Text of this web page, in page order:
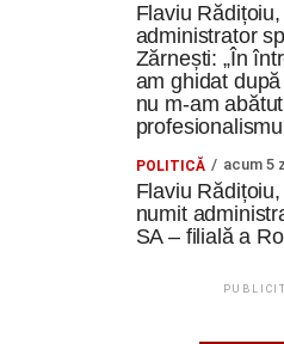
Flaviu
administrator
Zărnești: „În
am ghidat
nu m-am
POLITICĂ acum 5
Flaviu
numit
SA – filială a